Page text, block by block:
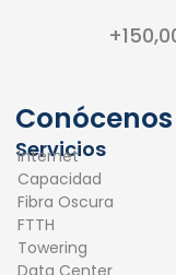
Conócenos
Servicios
Internet
Capacidad
Fibra Oscura
FTTH
Towering
Data Center